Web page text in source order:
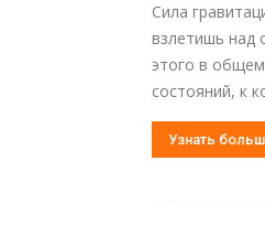
Сила
взлетишь над
этого в
состояний, к
Узнать